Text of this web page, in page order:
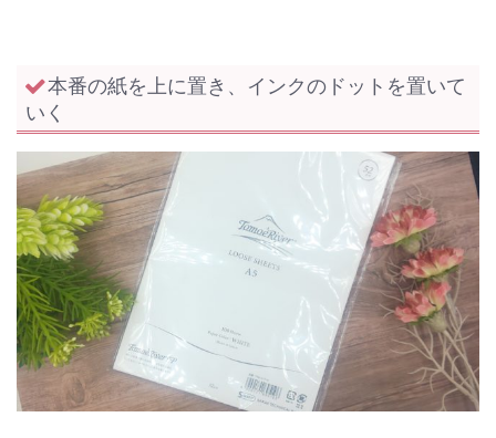
本番の紙を上に置き、インクのドットを置いて
いく